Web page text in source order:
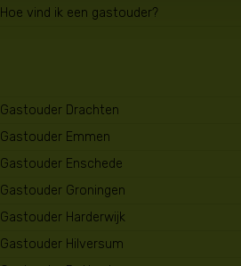
Hoe vind ik een gastouder?
Gastouder Drachten
Gastouder Emmen
Gastouder Enschede
Gastouder Groningen
Gastouder Harderwijk
Gastouder Hilversum